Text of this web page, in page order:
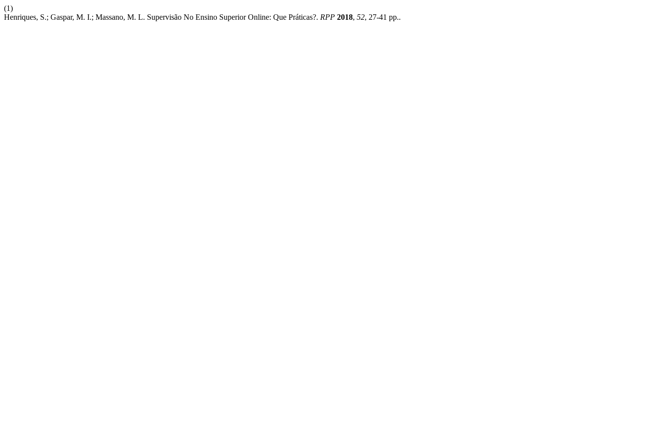
(1)
Henriques, S.; Gaspar, M. I.; Massano, M. L. Supervisão No Ensino Superior Online: Que Práticas?. RPP 2018, 52, 27-41 pp..